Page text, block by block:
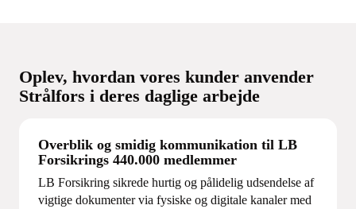
Oplev, hvordan vores kunder anvender
Strålfors i deres daglige arbejde
Overblik og smidig kommunikation til LB
Forsikrings 440.000 medlemmer
LB Forsikring sikrede hurtig og pålidelig udsendelse af
vigtige dokumenter via fysiske og digitale kanaler med